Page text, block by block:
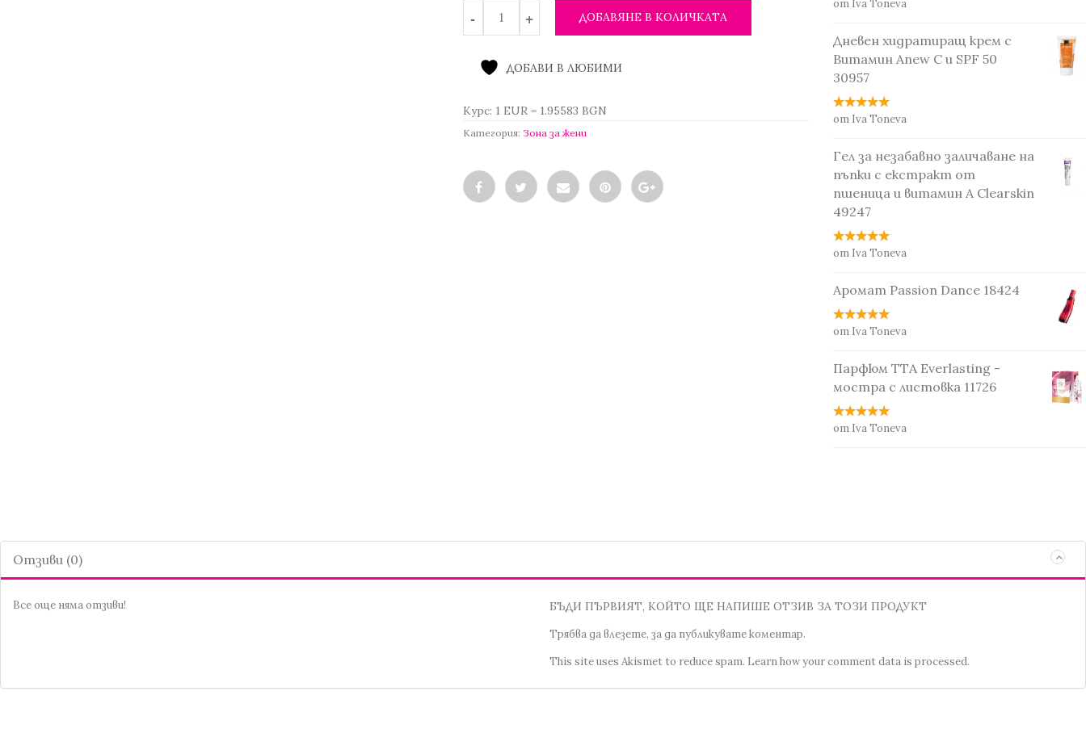
ДОБАВЯНЕ В КОЛИЧКАТА
ДОБАВИ В ЛЮБИМИ
Курс: 1 EUR = 1.95583 BGN
Категория: Зона за жени
от Iva Toneva
Дневен хидратиращ крем с
Витамин Anew С и SPF 50
30957
от Iva Toneva
Гел за незабавно заличаване на
пъпки с екстракт от
пшеница и витамин А Clearskin
49247
от Iva Toneva
Аромат Passion Dance 18424
от Iva Toneva
Парфюм TTA Everlasting -
мостра с листовка 11726
от Iva Toneva
Отзиви (0)
Все още няма отзиви! БЪДИ ПЪРВИЯТ, КОЙТО ЩЕ НАПИШЕ ОТЗИВ ЗА ТОЗИ ПРОДУКТ
Трябва давлезете, за да публикувате коментар.
This site uses Akismet to reduce spam. Learn how your comment data is processed.